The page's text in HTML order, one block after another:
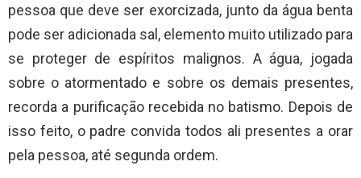
pessoa que deve ser exorcizada, junto da água benta
pode ser adicionada sal, elemento muito utilizado para
se proteger de espíritos malignos. A água, jogada
sobre o atormentado e sobre os demais presentes,
recorda a purificação recebida no batismo. Depois de
isso feito, o padre convida todos ali presentes a orar
pela pessoa, até segunda ordem.